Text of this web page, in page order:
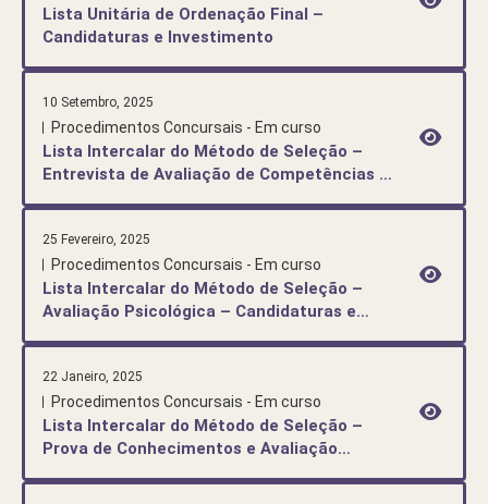
Lista Unitária de Ordenação Final –
Candidaturas e Investimento
10 Setembro, 2025
Procedimentos Concursais - Em curso
Lista Intercalar do Método de Seleção –
Entrevista de Avaliação de Competências –
25 Fevereiro, 2025
Procedimentos Concursais - Em curso
Lista Intercalar do Método de Seleção –
Avaliação Psicológica – Candidaturas e
22 Janeiro, 2025
Procedimentos Concursais - Em curso
Lista Intercalar do Método de Seleção –
Prova de Conhecimentos e Avaliação